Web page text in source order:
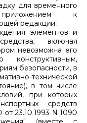
для временного
к
редакции:
элементов и
включая
невозможна его
конструктивным,
безопасности, в
технической
в том числе
при которых
средств
23.10.1993 N 1090